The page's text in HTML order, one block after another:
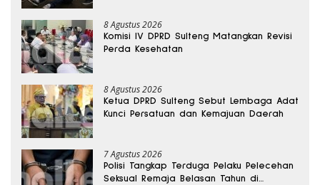
8 Agustus 2026
Komisi IV DPRD Sulteng Matangkan Revisi
Perda Kesehatan
8 Agustus 2026
Ketua DPRD Sulteng Sebut Lembaga Adat
Kunci Persatuan dan Kemajuan Daerah
7 Agustus 2026
Polisi Tangkap Terduga Pelaku Pelecehan
Seksual Remaja Belasan Tahun di